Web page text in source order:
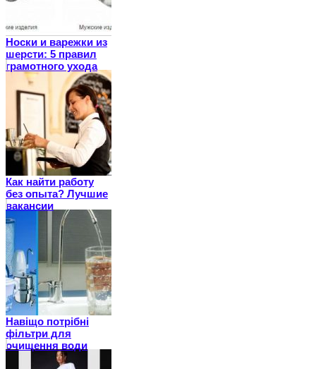
Носки и варежки из
шерсти: 5 правил
грамотного ухода
Как найти работу
без опыта? Лучшие
вакансии
Навіщо потрібні
фільтри для
очищення води